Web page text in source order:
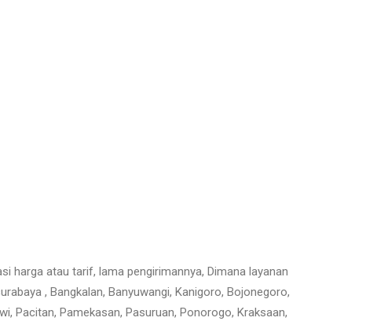
harga atau tarif, lama pengirimannya, Dimana layanan
, Bangkalan, Banyuwangi, Kanigoro, Bojonegoro,
Pacitan, Pamekasan, Pasuruan, Ponorogo, Kraksaan,